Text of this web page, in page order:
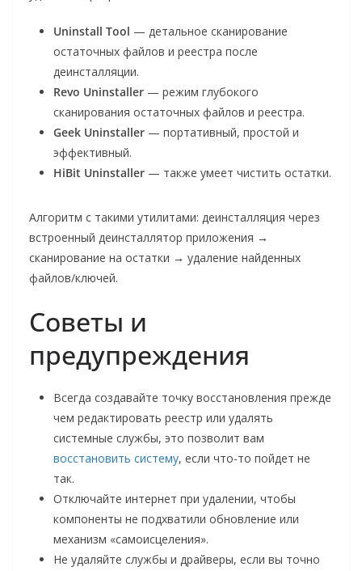
Uninstall Tool — детальное сканирование
остаточных файлов и реестра после
деинсталляции.
Revo Uninstaller — режим глубокого
сканирования остаточных файлов и реестра.
Geek Uninstaller — портативный, простой и
эффективный.
HiBit Uninstaller — также умеет чистить остатки.
Алгоритм с такими утилитами: деинсталляция через
встроенный деинсталлятор приложения →
сканирование на остатки → удаление найденных
файлов/ключей.
Советы и
предупреждения
Всегда создавайте точку восстановления прежде
чем редактировать реестр или удалять
системные службы, это позволит вам
восстановить систему, если что-то пойдет не
так.
Отключайте интернет при удалении, чтобы
компоненты не подхватили обновление или
механизм «самоисцеления».
Не удаляйте службы и драйверы, если вы точно